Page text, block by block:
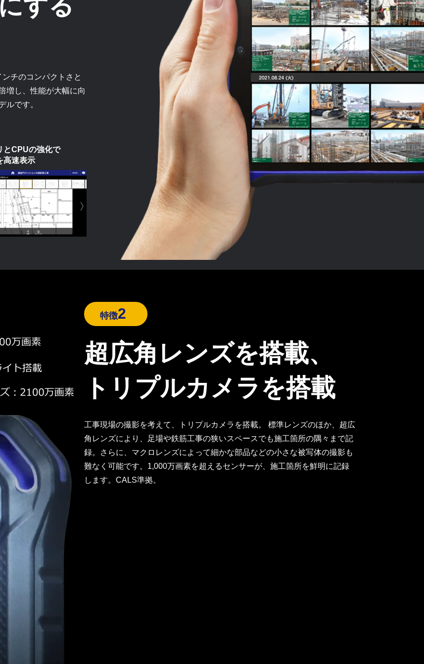
する
チのコンパクトさと
増し、性能が大幅に向
ルです。
とCPUの強化で
高速表示
特徴2
超広角レンズを搭載、
トリプルカメラを搭載
工事現場の撮影を考えて、トリプルカメラを搭載。 標準レンズのほか、超広
角レンズにより、足場や鉄筋工事の狭いスペースでも施工箇所の隅々まで記
録。さらに、マクロレンズによって細かな部品などの小さな被写体の撮影も
難なく可能です。1,000万画素を超えるセンサーが、施工箇所を鮮明に記録
します。CALS準拠。